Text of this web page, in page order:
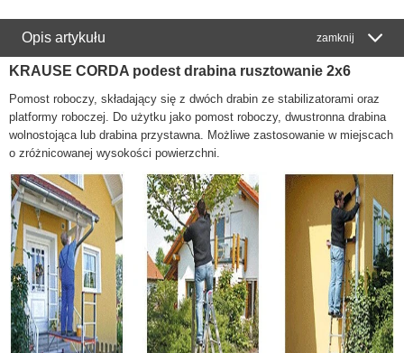
Opis artykułu zamknij
KRAUSE CORDA podest drabina rusztowanie 2x6
Pomost roboczy, składający się z dwóch drabin ze stabilizatorami oraz
platformy roboczej. Do użytku jako pomost roboczy, dwustronna drabina
wolnostojąca lub drabina przystawna. Możliwe zastosowanie w miejscach
o zróżnicowanej wysokości powierzchni.